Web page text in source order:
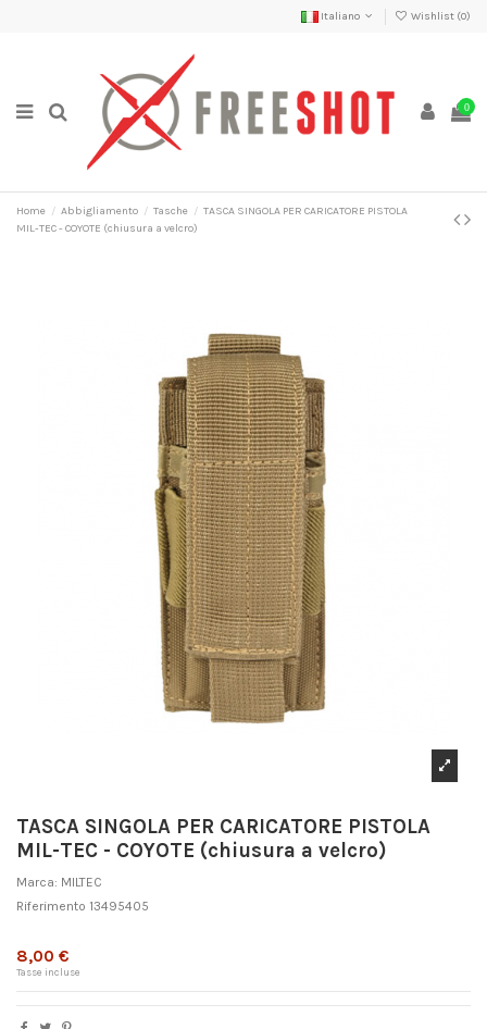
Italiano Wishlist (0)
0
Home Abbigliamento Tasche
TASCA SINGOLA PER CARICATORE PISTOLA
MIL-TEC - COYOTE (chiusura a velcro)
TASCA SINGOLA PER CARICATORE PISTOLA
MIL-TEC - COYOTE (chiusura a velcro)
Marca: MILTEC
Riferimento 13495405
8,00 €
Tasse incluse